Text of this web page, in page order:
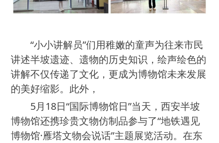
“小小讲解员”们用稚嫩的童声为往来市民
讲述半坡遗迹、遗物的历史知识，绘声绘色的
讲解不仅传递了文化，更成为博物馆未来发展
的美好缩影。此外，
5月18日“国际博物馆日”当天，西安半坡
博物馆还携珍贵文物仿制品参与了“地铁遇见
博物馆·雁塔文物会说话”主题展览活动。在东